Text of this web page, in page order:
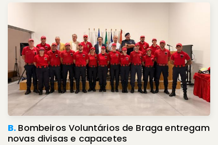
B. Bombeiros Voluntários de Braga entregam
novas divisas e capacetes